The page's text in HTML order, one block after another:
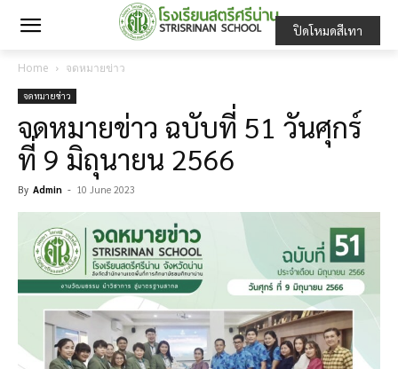
Home จดหมายข่าว
จดหมายข่าว
จดหมายข่าว ฉบับที่ 51 วันศุกร์
ที่ 9 มิถุนายน 2566
By Admin - 10 June 2023
ปิดโหมดสีเทา